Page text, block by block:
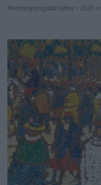
Festményvizsgálati labor • 2020.